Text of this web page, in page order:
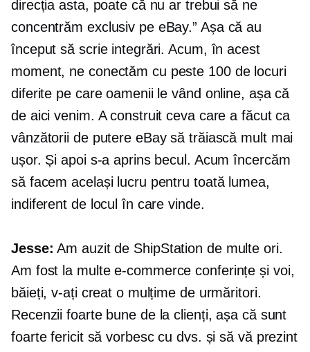
direcția asta, poate că nu ar trebui să ne
concentrăm exclusiv pe eBay.” Așa că au
început să scrie integrări. Acum, în acest
moment, ne conectăm cu peste 100 de locuri
diferite pe care oamenii le vând online, așa că
de aici venim. A construit ceva care a făcut ca
vânzătorii de putere eBay să trăiască mult mai
ușor. Și apoi s-a aprins becul. Acum încercăm
să facem același lucru pentru toată lumea,
indiferent de locul în care vinde.
Jesse: Am auzit de ShipStation de multe ori.
Am fost la multee-commerce conferințe și voi,
băieți, v-ați creat o mulțime de urmăritori.
Recenzii foarte bune de la clienți, așa că sunt
foarte fericit să vorbesc cu dvs. și să vă prezint